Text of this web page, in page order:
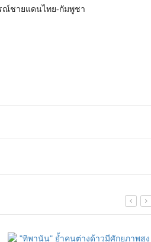
ณ์ชายแดนไทย-กัมพูชา